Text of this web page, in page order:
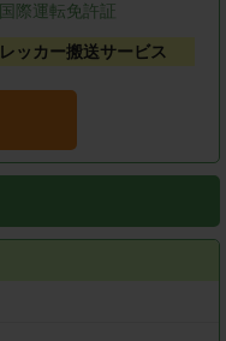
国際運転免許証
レッカー搬送サービス